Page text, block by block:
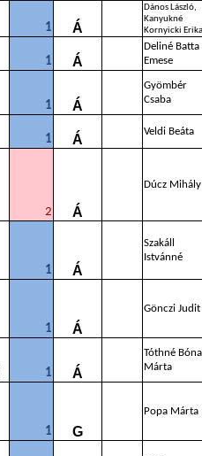
1 Á
Dános László,
Kanyukné
Kornyicki Erika
1 Á
Deliné Batta
Emese
1 Á
Gyömbér
Csaba
1 Á
Veldi Beáta
2 Á
Dúcz Mihály
1 Á
Szakáll
Istvánné
1 Á
Gönczi Judit
1 Á
Tóthné Bóna
Márta
1 G
Popa Márta